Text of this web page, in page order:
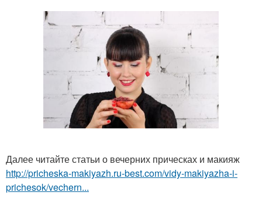
Далее читайте статьи о вечерних прическах и макияж
http://pricheska-makiyazh.ru-best.com/vidy-makiyazha-i-
prichesok/vechern...